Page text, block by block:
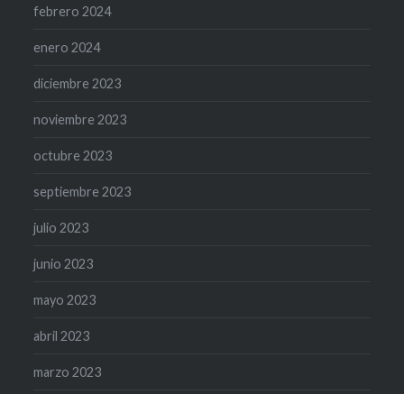
febrero 2024
enero 2024
diciembre 2023
noviembre 2023
octubre 2023
septiembre 2023
julio 2023
junio 2023
mayo 2023
abril 2023
marzo 2023